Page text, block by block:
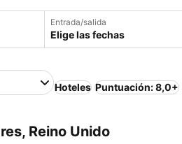
Entrada/salida
Elige las fechas
Hoteles Puntuación: 8,0+
Reino Unido